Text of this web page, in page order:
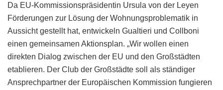
Da EU-Kommissionspräsidentin Ursula von der Leyen
Förderungen zur Lösung der Wohnungsproblematik in
Aussicht gestellt hat, entwickeln Gualtieri und Collboni
einen gemeinsamen Aktionsplan. „Wir wollen einen
direkten Dialog zwischen der EU und den Großstädten
etablieren. Der Club der Großstädte soll als ständiger
Ansprechpartner der Europäischen Kommission fungieren